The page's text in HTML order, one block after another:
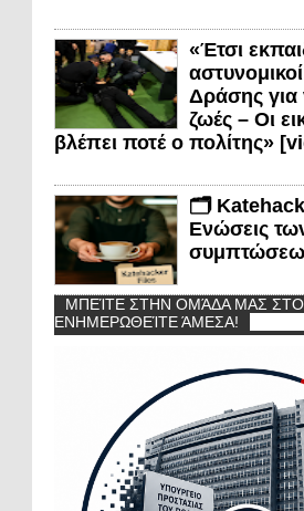
«Έτσι
Δράσης
ζωές – Οι
βλέπει ποτέ ο πολίτης»
🗂️
Ενώσεις
ΜΠΕΊΤΕ ΣΤΗΝ ΟΜΆΔΑ ΜΑΣ ΣΤΟ
ΕΝΗΜΕΡΩΘΕΊΤΕ ΆΜΕΣΑ!